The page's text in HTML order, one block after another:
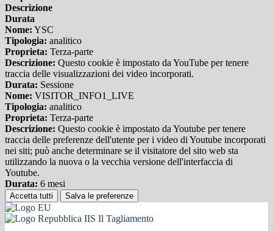
Descrizione
Durata
Nome: YSC
Tipologia: analitico
Proprieta: Terza-parte
Descrizione: Questo cookie è impostato da YouTube per tenere
traccia delle visualizzazioni dei video incorporati.
Durata: Sessione
Nome: VISITOR_INFO1_LIVE
Tipologia: analitico
Proprieta: Terza-parte
Descrizione: Questo cookie è impostato da Youtube per tenere
traccia delle preferenze dell'utente per i video di Youtube incorporati
nei siti; può anche determinare se il visitatore del sito web sta
utilizzando la nuova o la vecchia versione dell'interfaccia di
Youtube.
Durata: 6 mesi
Accetta tutti Salva le preferenze
IIS Il Tagliamento